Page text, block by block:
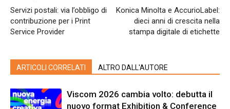
Servizi postali: via l’obbligo di
contribuzione per i Print
Service Provider
Konica Minolta e AccurioLabel:
dieci anni di crescita nella
stampa digitale di etichette
ARTICOLI CORRELATI ALTRO DALL'AUTORE
Viscom 2026 cambia volto: debutta il
nuovo format Exhibition & Conference